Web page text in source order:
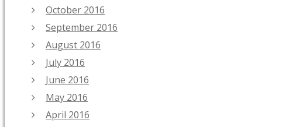
October 2016
September 2016
August 2016
July 2016
June 2016
May 2016
April 2016